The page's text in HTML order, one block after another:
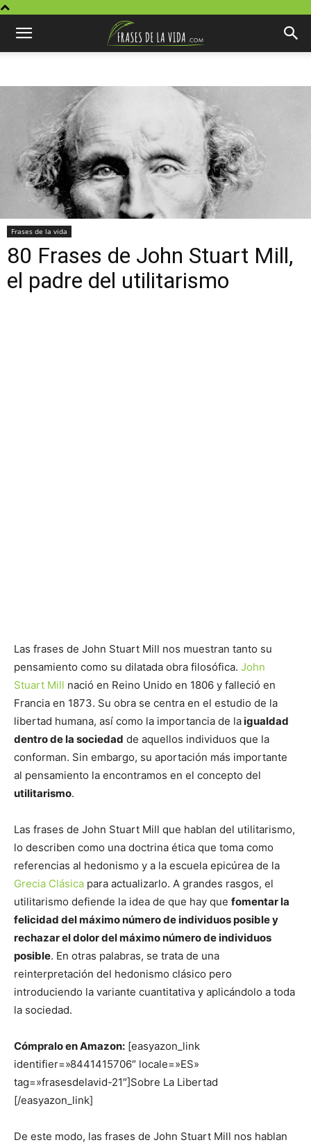
Frases de la vida
80 Frases de John Stuart Mill,
el padre del utilitarismo
Las frases de John Stuart Mill nos muestran tanto su
pensamiento como su dilatada obra filosófica. John
Stuart Mill nació en Reino Unido en 1806 y falleció en
Francia en 1873. Su obra se centra en el estudio de la
libertad humana, así como la importancia de laigualdad
dentro de la sociedad de aquellos individuos que la
conforman. Sin embargo, su aportación más importante
al pensamiento la encontramos en el concepto del
utilitarismo.
Las frases de John Stuart Mill que hablan del utilitarismo,
lo describen como una doctrina ética que toma como
referencias al hedonismo y a la escuela epicúrea de la
Grecia Clásica para actualizarlo. A grandes rasgos, el
utilitarismo defiende la idea de que hay que fomentar la
felicidad del máximo número de individuos posible y
rechazar el dolor del máximo número de individuos
posible. En otras palabras, se trata de una
reinterpretación del hedonismo clásico pero
introduciendo la variante cuantitativa y aplicándolo a toda
la sociedad.
Cómpralo en Amazon: [easyazon_link
identifier=»8441415706″ locale=»ES»
tag=»frasesdelavid-21″]Sobre La Libertad
[/easyazon_link]
De este modo, las frases de John Stuart Mill nos hablan